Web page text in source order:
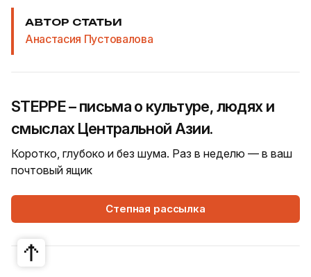
АВТОР СТАТЬИ
Анастасия Пустовалова
STEPPE – письма о культуре, людях и
смыслах Центральной Азии.
Коротко, глубоко и без шума. Раз в неделю — в ваш
почтовый ящик
Степная рассылка